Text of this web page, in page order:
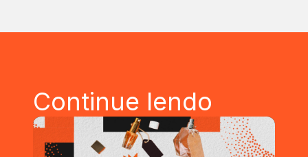
Continue lendo